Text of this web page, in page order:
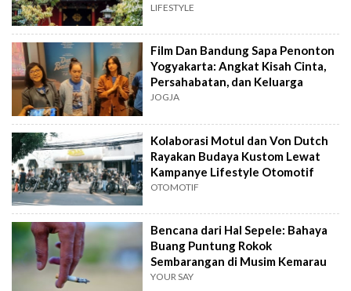
LIFESTYLE
Film Dan Bandung Sapa Penonton
Yogyakarta: Angkat Kisah Cinta,
Persahabatan, dan Keluarga
JOGJA
Kolaborasi Motul dan Von Dutch
Rayakan Budaya Kustom Lewat
Kampanye Lifestyle Otomotif
OTOMOTIF
Bencana dari Hal Sepele: Bahaya
Buang Puntung Rokok
Sembarangan di Musim Kemarau
YOUR SAY